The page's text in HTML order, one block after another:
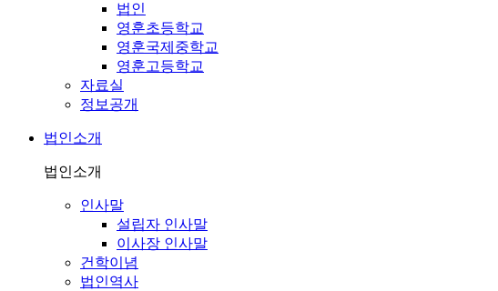
법인
영훈초등학교
영훈국제중학교
영훈고등학교
자료실
정보공개
법인소개
법인소개
인사말
설립자 인사말
이사장 인사말
건학이념
법인역사